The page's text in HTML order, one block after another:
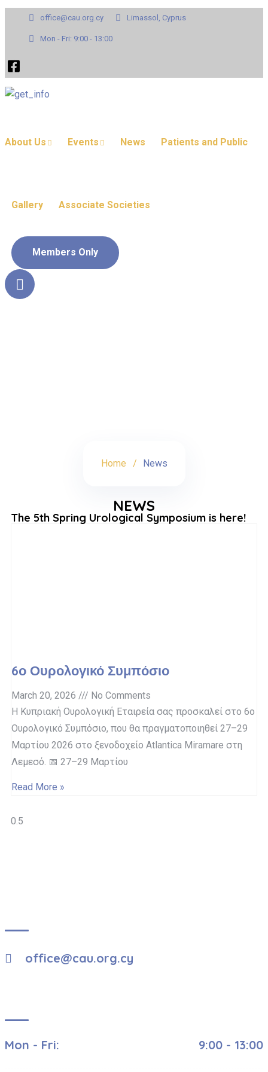
office@cau.org.cy Limassol, Cyprus
Mon - Fri: 9:00 - 13:00
About Us Events News Patients and Public
Gallery Associate Societies
Members Only
Home News
NEWS
The 5th Spring Urological Symposium is here!
6ο Ουρολογικό Συμπόσιο
March 20, 2026
No Comments
Η Κυπριακή Ουρολογική Εταιρεία σας προσκαλεί στο 6ο
Ουρολογικό Συμπόσιο, που θα πραγματοποιηθεί 27–29
Μαρτίου 2026 στο ξενοδοχείο Atlantica Miramare στη
Λεμεσό. 📅 27–29 Μαρτίου
Read More »
office@cau.org.cy
Mon - Fri: 9:00 - 13:00